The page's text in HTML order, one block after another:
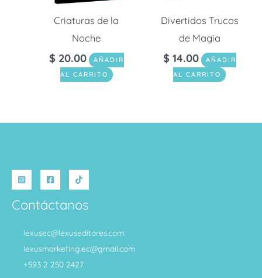
Criaturas de la
Noche
$ 20.00
AÑADIR
AL CARRITO
Divertidos Trucos
de Magia
$ 14.00
AÑADIR
AL CARRITO
Contáctanos
lexusec@lexuseditores.com
lexusmarketing.ec@gmail.com
+593 2 250 2427